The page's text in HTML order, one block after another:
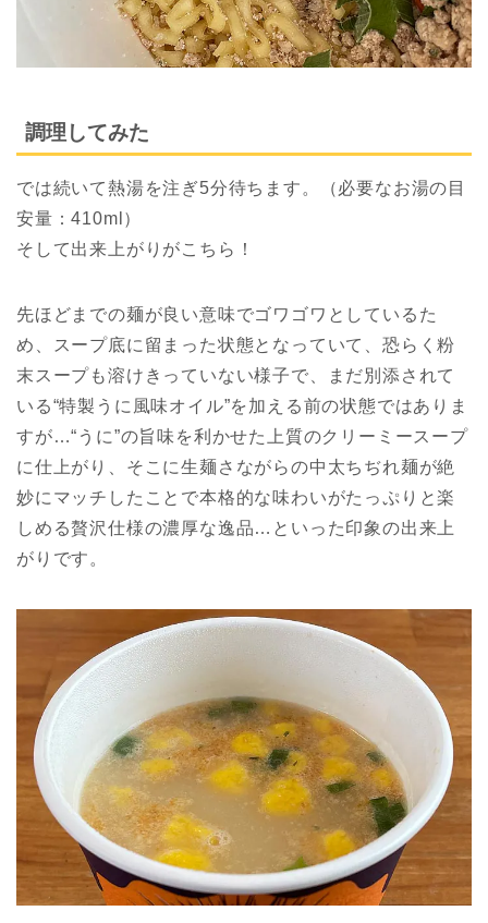
調理してみた
では続いて熱湯を注ぎ5分待ちます。（必要なお湯の目
安量：410ml）
そして出来上がりがこちら！
先ほどまでの麺が良い意味でゴワゴワとしているた
め、スープ底に留まった状態となっていて、恐らく粉
末スープも溶けきっていない様子で、まだ別添されて
いる“特製うに風味オイル”を加える前の状態ではありま
すが…“うに”の旨味を利かせた上質のクリーミースープ
に仕上がり、そこに生麺さながらの中太ちぢれ麺が絶
妙にマッチしたことで本格的な味わいがたっぷりと楽
しめる贅沢仕様の濃厚な逸品…といった印象の出来上
がりです。